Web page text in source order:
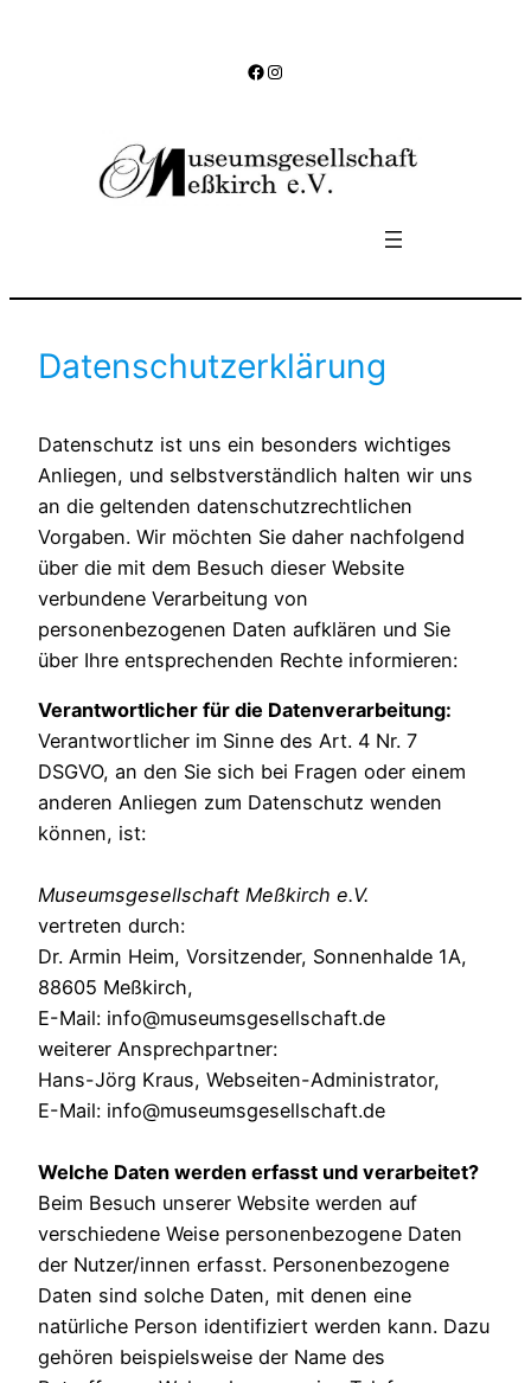
Facebook
Instagram
Datenschutzerklärung
Datenschutz ist uns ein besonders wichtiges
Anliegen, und selbstverständlich halten wir uns
an die geltenden datenschutzrechtlichen
Vorgaben. Wir möchten Sie daher nachfolgend
über die mit dem Besuch dieser Website
verbundene Verarbeitung von
personenbezogenen Daten aufklären und Sie
über Ihre entsprechenden Rechte informieren:
Verantwortlicher für die Datenverarbeitung:
Verantwortlicher im Sinne des Art. 4 Nr. 7
DSGVO, an den Sie sich bei Fragen oder einem
anderen Anliegen zum Datenschutz wenden
können, ist:
Museumsgesellschaft Meßkirch e.V.
vertreten durch:
Dr. Armin Heim, Vorsitzender, Sonnenhalde 1A,
88605 Meßkirch,
E-Mail: info@museumsgesellschaft.de
weiterer Ansprechpartner:
Hans-Jörg Kraus, Webseiten-Administrator,
E-Mail: info@museumsgesellschaft.de
Welche Daten werden erfasst und verarbeitet?
Beim Besuch unserer Website werden auf
verschiedene Weise personenbezogene Daten
der Nutzer/innen erfasst. Personenbezogene
Daten sind solche Daten, mit denen eine
natürliche Person identifiziert werden kann. Dazu
gehören beispielsweise der Name des